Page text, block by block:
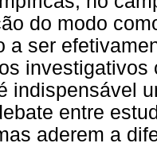
do modo
a ser
investigativos
indispensável
entre
aderem a